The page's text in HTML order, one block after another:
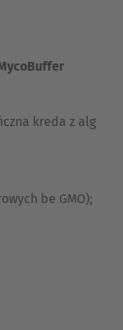
kreda z alg
be GMO);